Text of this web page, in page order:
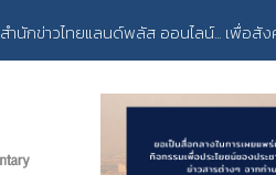
สำนักข่าวไทยแลนด์พลัส ออนไลน์... เพื่อสั